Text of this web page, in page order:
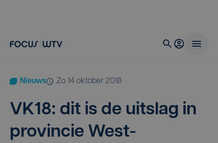
Nieuws zo 14 oktober 2018
VK18: dit is de uit­slag in
pro­vin­cie West-